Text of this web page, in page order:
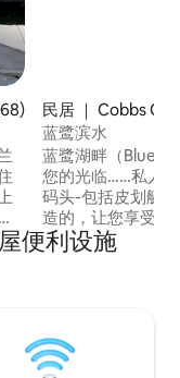
4.97 分（满分 5 分）
/
民居 ｜ Cobbs
蓝鹭滨水
蓝鹭湖畔（Blue
您的光临……私人
码头-包括皮划艇
造的，让您享受特
享受相处的时光，
房、宽敞的露台、
码头钓鱼和抓螃蟹
便利设施